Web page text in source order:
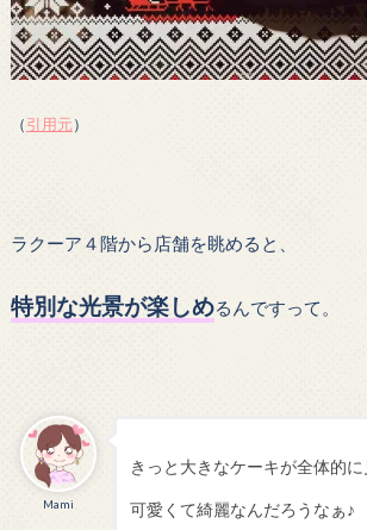
（引用元）
ラクーア４階から店舗を眺めると、
特別な光景が楽しめるんですって。
Mami
きっと大きなケーキが全体的に
可愛くて綺麗なんだろうなぁ♪